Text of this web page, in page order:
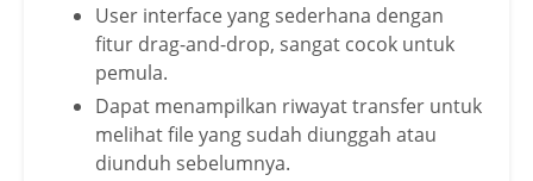
User interface yang sederhana dengan
fitur drag-and-drop, sangat cocok untuk
pemula.
Dapat menampilkan riwayat transfer untuk
melihat file yang sudah diunggah atau
diunduh sebelumnya.